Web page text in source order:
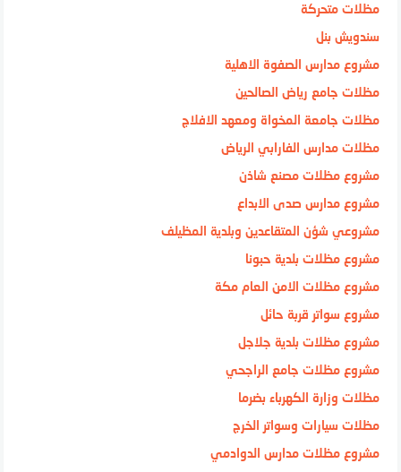
مظلات متحركة
سندويش بنل
مشروع مدارس الصفوة الاهلية
مظلات جامع رياض الصالحين
مظلات جامعة المخواة ومعهد الافلاج
مظلات مدارس الفارابي الرياض
مشروع مظلات مصنع شاذن
مشروع مدارس صدى الابداع
مشروعي شؤن المتقاعدين وبلدية المظيلف
مشروع مظلات بلدية حبونا
مشروع مظلات الامن العام مكة
مشروع سواتر قربة حائل
مشروع مظلات بلدية جلاجل
مشروع مظلات جامع الراجحي
مظلات وزارة الكهرباء بضرما
مظلات سيارات وسواتر الخرج
مشروع مظلات مدارس الدوادمي